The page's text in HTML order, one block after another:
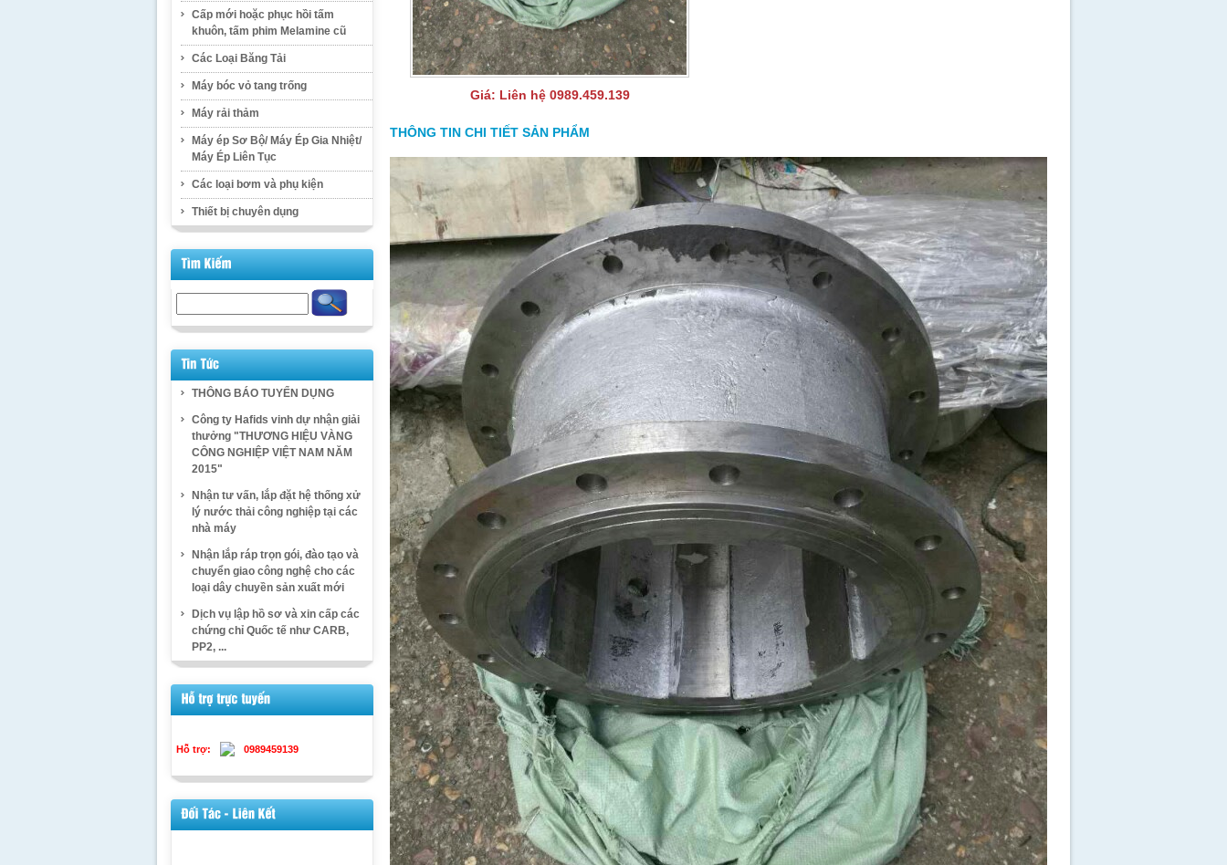
Cấp mới hoặc phục hồi tấm
khuôn, tấm phim Melamine cũ
Các Loại Băng Tải
Máy bóc vỏ tang trống
Máy rải thảm
Máy ép Sơ Bộ/ Máy Ép Gia Nhiệt/
Máy Ép Liên Tục
Các loại bơm và phụ kiện
Thiết bị chuyên dụng
THÔNG BÁO TUYỂN DỤNG
Công ty Hafids vinh dự nhận giải
thưởng "THƯƠNG HIỆU VÀNG
CÔNG NGHIỆP VIỆT NAM NĂM
2015"
Nhận tư vấn, lắp đặt hệ thống xử
lý nước thải công nghiệp tại các
nhà máy
Nhận lắp ráp trọn gói, đào tạo và
chuyển giao công nghệ cho các
loại dây chuyền sản xuất mới
Dịch vụ lập hồ sơ và xin cấp các
chứng chỉ Quốc tế như CARB,
PP2, ...
Hỗ trợ: 0989459139
Giá: Liên hệ 0989.459.139
THÔNG TIN CHI TIẾT SẢN PHẨM